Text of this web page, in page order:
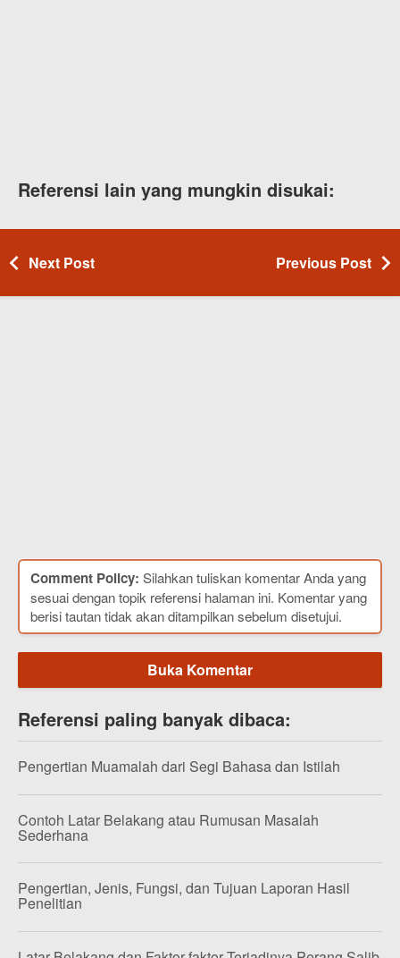
Referensi lain yang mungkin disukai:
Next Post Previous Post
Comment Policy: Silahkan tuliskan komentar Anda yang
sesuai dengan topik referensi halaman ini. Komentar yang
berisi tautan tidak akan ditampilkan sebelum disetujui.
Buka Komentar
Referensi paling banyak dibaca:
Pengertian Muamalah dari Segi Bahasa dan Istilah
Contoh Latar Belakang atau Rumusan Masalah
Sederhana
Pengertian, Jenis, Fungsi, dan Tujuan Laporan Hasil
Penelitian